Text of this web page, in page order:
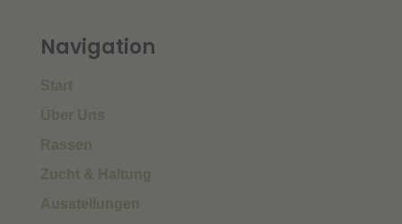
Navigation
Start
Über Uns
Rassen
Zucht & Haltung
Ausstellungen